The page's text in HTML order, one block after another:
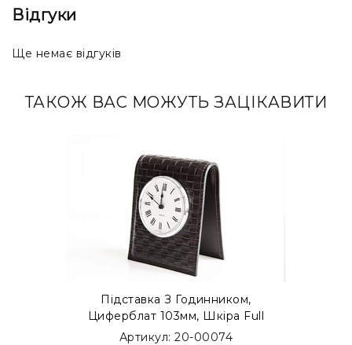
Відгуки
Ще немає відгуків
ТАКОЖ ВАС МОЖУТЬ ЗАЦІКАВИТИ
Підставка З Годинником,
Циферблат 103мм, Шкіра Full
Grain/Cuoietto
Артикул: 20-00074